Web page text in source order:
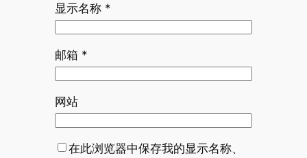
显示名称 *
邮箱 *
网站
在此浏览器中保存我的显示名称、